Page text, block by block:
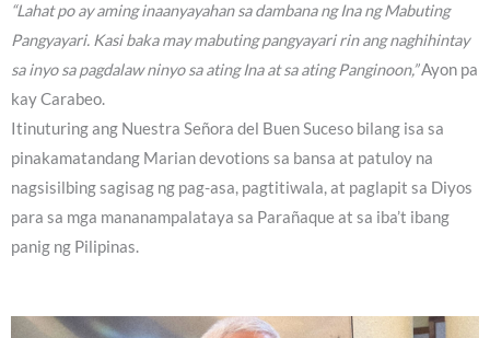
“Lahat po ay aming inaanyayahan sa dambana ng Ina ng Mabuting
Pangyayari. Kasi baka may mabuting pangyayari rin ang naghihintay
sa inyo sa pagdalaw ninyo sa ating Ina at sa ating Panginoon,”Ayon pa
kay Carabeo.
Itinuturing ang Nuestra Señora del Buen Suceso bilang isa sa
pinakamatandang Marian devotions sa bansa at patuloy na
nagsisilbing sagisag ng pag-asa, pagtitiwala, at paglapit sa Diyos
para sa mga mananampalataya sa Parañaque at sa iba’t ibang
panig ng Pilipinas.